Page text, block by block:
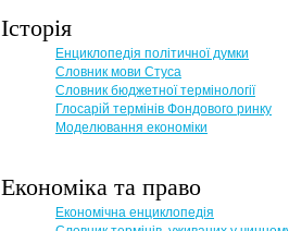
Історія
Енциклопедія політичної думки
Словник мови Стуса
Словник бюджетної термінології
Глосарій термінів Фондового ринку
Моделювання економіки
Економіка та право
Eкономічна енциклопедія